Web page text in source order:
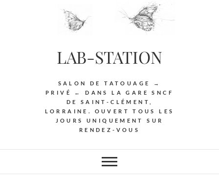
LAB-STATION
SALON DE TATOUAGE →
PRIVÉ ← DANS LA GARE SNCF
DE SAINT-CLÉMENT,
LORRAINE. OUVERT TOUS LES
JOURS UNIQUEMENT SUR
RENDEZ-VOUS